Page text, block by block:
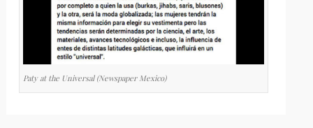
Paty at the Universal (Newspaper Mexico)